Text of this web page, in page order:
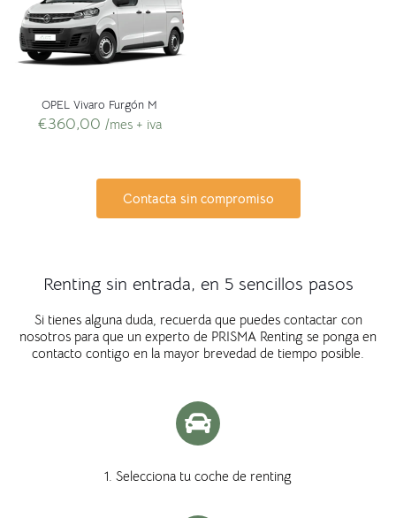
OPEL Vivaro Furgón M
€360,00 /mes + iva
Contacta sin compromiso
Renting sin entrada, en 5 sencillos pasos
Si tienes alguna duda, recuerda que puedes contactar con
nosotros para que un experto de PRISMA Renting se ponga en
contacto contigo en la mayor brevedad de tiempo posible.
1. Selecciona tu coche de renting